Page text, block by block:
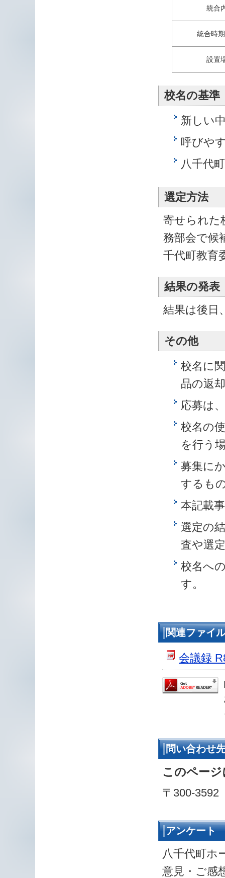
統合
統合時
設置
校名の基準
新しい
呼びや
八千代
選定方法
寄せられた
務部会で候
千代町教育
結果の発表
結果は後日
その他
校名に
品の返
応募は
校名の
を行う
募集に
するも
本記載
選定の
査や選
校名へ
す。
関連ファイ
会議録
問い合わせ
このペー
〒300-
アンケート
八千代町ホ
意見・ご感